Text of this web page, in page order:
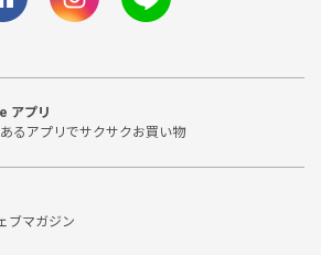
アプリ
るアプリでサクサクお買い物
ブマガジン